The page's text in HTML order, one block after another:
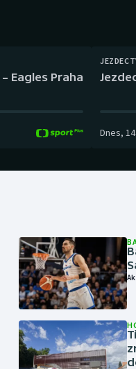
Vodní slalom
Ostatní
Eagles Praha
Dnes,